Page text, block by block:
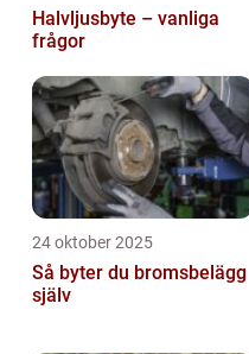
Halvljusbyte – vanliga
frågor
24 oktober 2025
Så byter du bromsbelägg
själv